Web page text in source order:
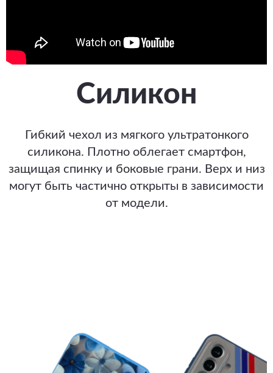
Силикон
Гибкий чехол из мягкого ультратонкого
силикона. Плотно облегает смартфон,
защищая спинку и боковые грани. Верх и низ
могут быть частично открыты в зависимости
от модели.